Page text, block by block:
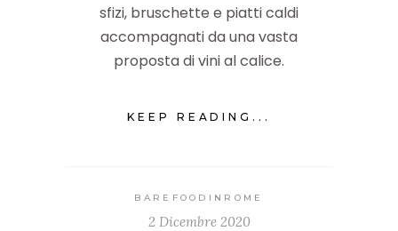
sfizi, bruschette e piatti caldi
accompagnati da una vasta
proposta di vini al calice.
KEEP READING...
BAREFOODINROME
2 Dicembre 2020